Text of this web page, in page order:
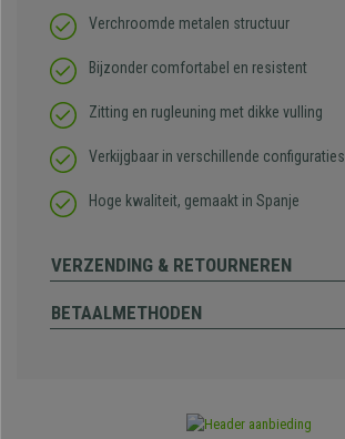
Verchroomde metalen structuur
Bijzonder comfortabel en resistent
Zitting en rugleuning met dikke vulling
Verkijgbaar in verschillende configuraties
Hoge kwaliteit, gemaakt in Spanje
VERZENDING & RETOURNEREN
BETAALMETHODEN